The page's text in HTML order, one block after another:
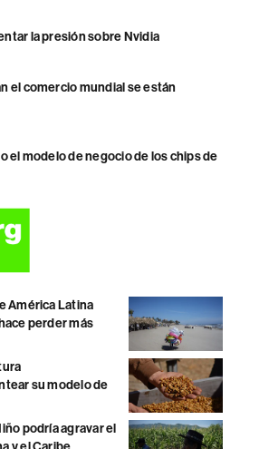
la presión sobre Nvidia
el comercio mundial se están
el modelo de negocio de los chips de
América Latina
perder más
su modelo de
podría agravar el